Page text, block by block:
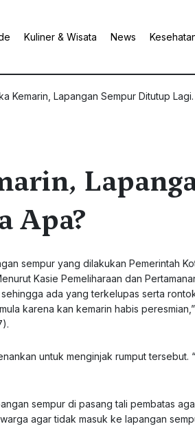
Kuliner & Wisata News
Kemarin, Lapangan Sempur Ditutup
Apa?
sempur yang dilakukan Pemerintah
Kasie Pemeliharaan dan
ada yang terkelupas serta
karena kan kemarin habis
untuk menginjak rumput tersebut.
sempur di pasang tali pembatas
agar tidak masuk ke lapangan